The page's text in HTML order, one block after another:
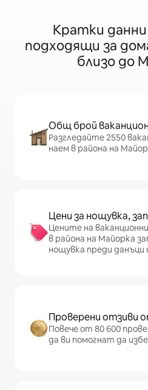
Кратки
подходящи за
близо до
Общ брой
Разгледайте 2550
наем в района на
Цени за нощувка,
Цените на
в района на Майорка
нощувка преди данъци
Проверени отзиви
Повече от 80 600
да ви помогнат да